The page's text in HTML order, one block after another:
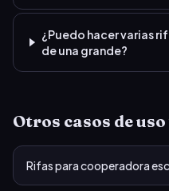
¿Puedo hacer varias
de una grande?
Otros casos de
Rifas para cooperadora